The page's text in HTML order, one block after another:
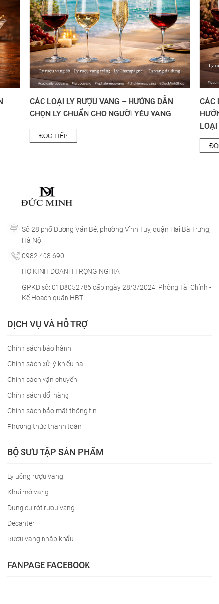
CÁC LOẠI LY RƯỢU VANG – HƯỚNG DẪN
CHỌN LY CHUẨN CHO NGƯỜI YÊU VANG
ĐỌC TIẾP
CÁC
LOẠI
Số 28 phố Dương Văn Bé, phường Vĩnh Tuy, quận Hai Bà Trưng,
Hà Nội
0982 408 690
HỘ KINH DOANH TRỌNG NGHĨA
GPKD số: 01D8052786 cấp ngày 28/3/2024. Phòng Tài Chính -
Kế Hoạch quận HBT
DỊCH VỤ VÀ HỖ TRỢ
Chính sách bảo hành
Chính sách xử lý khiếu nại
Chính sách vận chuyển
Chính sách đổi hàng
Chính sách bảo mật thông tin
Phương thức thanh toán
BỘ SƯU TẬP SẢN PHẨM
Ly uống rượu vang
Khui mở vang
Dụng cụ rót rượu vang
Decanter
Rượu vang nhập khẩu
FANPAGE FACEBOOK